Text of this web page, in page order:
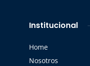
Institucional
Home
Nosotros